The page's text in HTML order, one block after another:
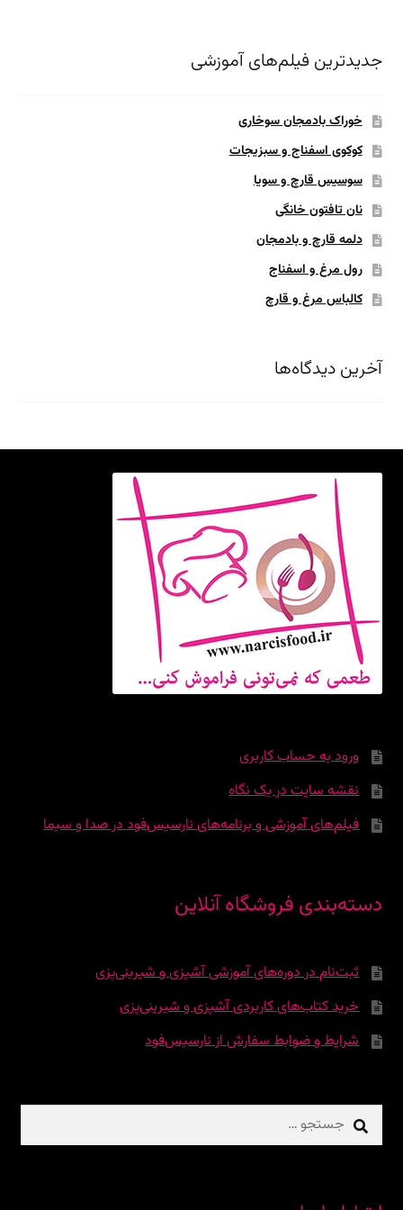
جدیدترین فیلم‌های آموزشی
خوراک بادمجان سوخاری
کوکوی اسفناج و سبزیجات
سوسیس قارچ و سویا
نان تافتون خانگی
دلمه قارچ و بادمجان
رول مرغ و اسفناج
کالباس مرغ و قارچ
آخرین دیدگاه‌ها
ورود به حساب کاربری
نقشه سایت در یک نگاه
فیلم‌های آموزشی و برنامه‌های نارسیس‌فود در صدا و سیما
دسته‌بندی فروشگاه آنلاین
ثبت‌نام در دوره‌‌های آموزشی آشپزی و شیرینی‌پزی
خرید کتاب‌های کاربردی آشپزی و شیرینی‌پزی
شرایط و ضوابط سفارش از نارسیس‌فود
جستجو
برای: